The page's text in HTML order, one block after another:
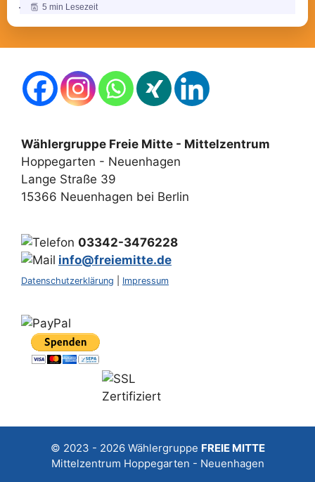
5 min Lesezeit
Wählergruppe Freie Mitte - Mittelzentrum
Hoppegarten - Neuenhagen
Lange Straße 39
15366 Neuenhagen bei Berlin
03342-3476228
info@freiemitte.de
Datenschutzerklärung Impressum
© 2023 - 2026 Wählergruppe FREIE MITTE
Mittelzentrum Hoppegarten - Neuenhagen